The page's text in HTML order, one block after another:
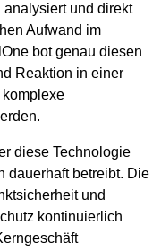
analysiert und direkt
Aufwand im
bot genau diesen
Reaktion in einer
komplexe
diese Technologie
dauerhaft betreibt. Die
und
kontinuierlich